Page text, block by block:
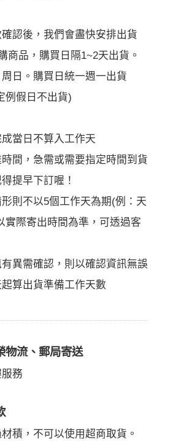
認後，我們會盡快安排出貨
商品，購買日隔1~2天出貨。
日。購買日統一週一出貨
例假日不出貨)
當日不算入工作天
間，急需或需要指定時間到貨
提早下訂喔！
則不以5個工作天為期(例：天
實際寄出時間為準，可透過客
異需確認，則以確認資訊無誤
算出貨準備工作天數
物流、郵局寄送
務
積，不可以使用超商取貨。